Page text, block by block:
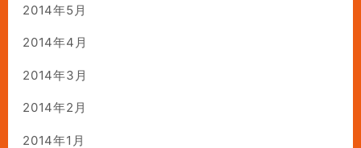
2014年5月
2014年4月
2014年3月
2014年2月
2014年1月